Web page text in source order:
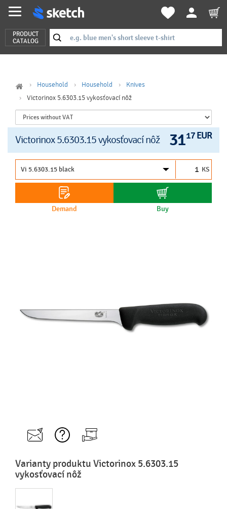
PRODUCT
CATALOG
Household Household
Knives
Victorinox 5.6303.15 vykosťovací nôž
Victorinox 5.6303.15 vykosťovací nôž 3117 EUR
KS
Demand Buy
Varianty produktu Victorinox 5.6303.15
vykosťovací nôž